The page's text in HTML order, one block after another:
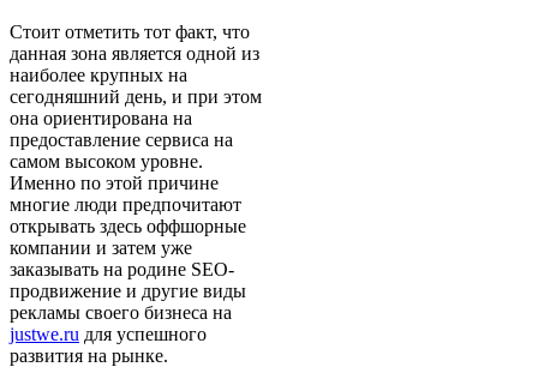
Стоит отметить тот факт, что
данная зона является одной из
наиболее крупных на
сегодняшний день, и при этом
она ориентирована на
предоставление сервиса на
самом высоком уровне.
Именно по этой причине
многие люди предпочитают
открывать здесь оффшорные
компании и затем уже
заказывать на родине SEO-
продвижение и другие виды
рекламы своего бизнеса на
justwe.ru для успешного
развития на рынке.